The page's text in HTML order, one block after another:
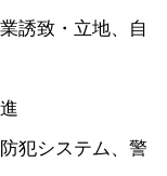
誘致・立地、自
犯システム、警